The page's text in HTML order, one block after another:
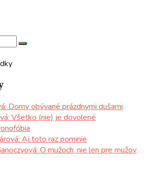
Domy obývané prázdnymi dušami
Všetko (nie) je dovolené
Aj toto raz pominie
O mužoch, nie len pre mužov